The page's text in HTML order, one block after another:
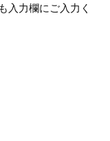
入力欄にご入力く